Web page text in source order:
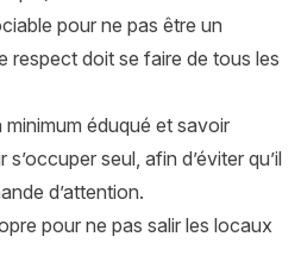
pour ne pas être un
respect doit se faire de tous les
éduqué et savoir
seul, afin d’éviter qu’il
d’attention.
pour ne pas salir les locaux